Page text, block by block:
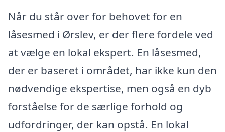
Når du står over for behovet for en
låsesmed i Ørslev, er der flere fordele ved
at vælge en lokal ekspert. En låsesmed,
der er baseret i området, har ikke kun den
nødvendige ekspertise, men også en dyb
forståelse for de særlige forhold og
udfordringer, der kan opstå. En lokal